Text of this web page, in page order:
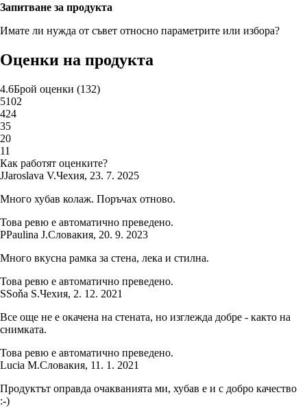
Запитване за продукта
Имате ли нужда от съвет относно параметрите или избора?
Оценки на продукта
4.6Брой оценки (132)
5102
424
35
20
11
Как работят оценките?
JJaroslava V.Чехия, 23. 7. 2025
Много хубав колаж. Поръчах отново.
Това ревю е автоматично преведено.
PPaulina J.Словакия, 20. 9. 2023
Много вкусна рамка за стена, лека и стилна.
Това ревю е автоматично преведено.
SSoňa S.Чехия, 2. 12. 2021
Все още не е окачена на стената, но изглежда добре - както на
снимката.
Това ревю е автоматично преведено.
Lucia M.Словакия, 11. 1. 2021
Продуктът оправда очакванията ми, хубав е и с добро качество
:-)